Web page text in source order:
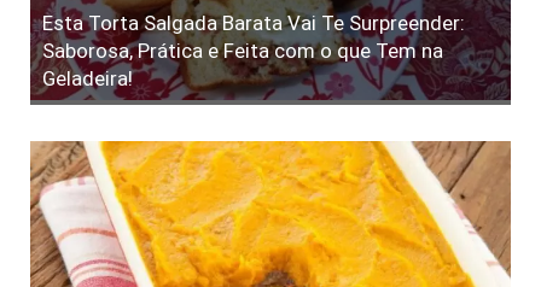
Esta Torta Salgada Barata Vai Te Surpreender:
Saborosa, Prática e Feita com o que Tem na
Geladeira!